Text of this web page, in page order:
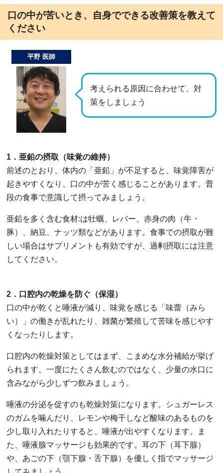
口の中が苦いとき、自身でできる改善策を教えて
ください
考えられる原因に合わせて、対
策をしましょう
平野 医師
1．亜鉛の摂取（味覚の維持）
前述のとおり、体内の「亜鉛」が不足すると、味覚障害が
起きやすくなり、口の中が苦く感じることがあります。普
段の食事で意識して摂ってみましょう。
亜鉛を多く含む食材:は牡蠣、レバー、赤身の肉（牛・
豚）、納豆、ナッツ類などがあります。食事での摂取が難
しい場合はサプリメントも有効ですが、過剰摂取には注意
してください。
2．口腔内の乾燥を防ぐ（保湿）
口の中が乾くと唾液が減り、味覚を感じる「味蕾（みら
い）」の働きが乱れたり、雑菌が繁殖して苦味を感じやす
くなったりします。
口腔内の乾燥対策としてはまず、こまめな水分補給が挙げ
られます。一度にたくさん飲むのではなく、少量の水口に
含みながら少しずつ飲みましょう。
唾液の分泌を促すのも乾燥対策になります。シュガーレス
のガムを噛んだり、レモンや梅干しなど酸味のあるものを
少し取り入れたりすると、唾液が出やすくなります。ま
た、唾液腺マッサージも効果的です。耳の下（耳下腺）
や、あごの下（顎下腺・舌下腺）を優しく指でマッサージ